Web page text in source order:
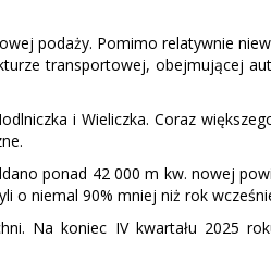
podaży. Pomimo relatywnie
transportowej, obejmującej
i Wieliczka. Coraz
ponad 42 000 m kw. nowej
o niemal 90% mniej niż rok
Na koniec IV kwartału 2025